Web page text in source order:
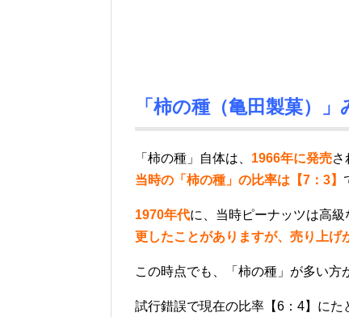
「柿の種（亀田製菓）
「柿の種」自体は、 1966年に発売さ
当時の「柿の種」の比率は【7：3】
1970年代に、当時ピーナッツは高
更したことがありますが、売り上げ
この時点でも、「柿の種」が多い方
試行錯誤で現在の比率【6：4】に